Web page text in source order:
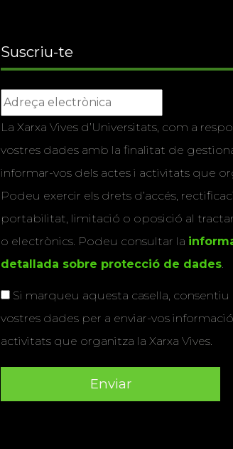
Suscriu-te
La Xarxa Vives d’Universitats, com a
vostres dades amb la finalitat de
informar-vos dels actes i activitats que
Podeu exercir els drets d’accés,
portabilitat, limitació o oposició al
o electrònics. Podeu consultar la
detallada sobre protecció de dades.
Si marqueu aquesta casella,
vostres dades per a enviar-vos
activitats que organitza la Xarxa Vives.